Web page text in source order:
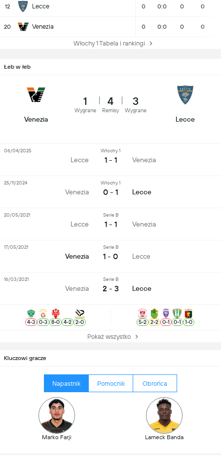
12 Lecce 0 0:0 0 0
20 Venezia 0 0:0 0 0
Włochy 1 Tabela i rankingi
Kluczowi gracze
Napastnik Pomocnik Obrońca
Marko Farji Lameck Banda
Łeb w łeb
Venezia
1
Wygrane
4
Remisy
3
Wygrane
Lecce
Lecce
Włochy 1
1 - 1 Venezia
06/04/2025
Venezia
Włochy 1
0 - 1 Lecce
25/11/2024
Lecce
Serie B
1 - 1 Venezia
20/05/2021
Venezia
Serie B
1 - 0 Lecce
17/05/2021
Venezia
Serie B
2 - 3 Lecce
16/03/2021
4-3 0-3 8-0 4-2 2-0 5-2 2-2 0-1 0-1 1-0
Pokaż wszystko